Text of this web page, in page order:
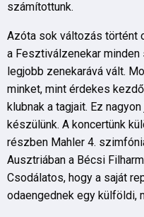
számítottunk.
Azóta sok változás történt
a Fesztiválzenekar
legjobb zenekarává vált.
minket, mint érdekes
klubnak a tagjait. Ez
készülünk. A koncertünk
részben Mahler 4.
Ausztriában a Bécsi
Csodálatos, hogy a saját
odaengednek egy külföldi,